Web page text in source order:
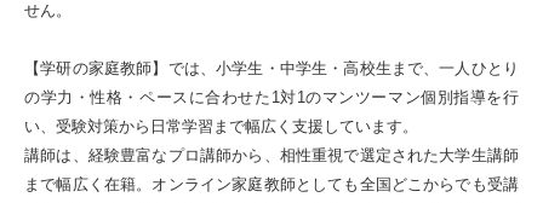
せん。
【学研の家庭教師】では、小学生・中学生・高校生まで、一人ひとり
の学力・性格・ペースに合わせた1対1のマンツーマン個別指導を行
い、受験対策から日常学習まで幅広く支援しています。
講師は、経験豊富なプロ講師から、相性重視で選定された大学生講師
まで幅広く在籍。オンライン家庭教師としても全国どこからでも受講